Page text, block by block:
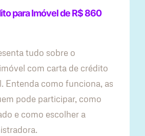
para Imóvel de R$ 860
tudo sobre o
com carta de crédito
Entenda como funciona, as
pode participar, como
e como escolher a